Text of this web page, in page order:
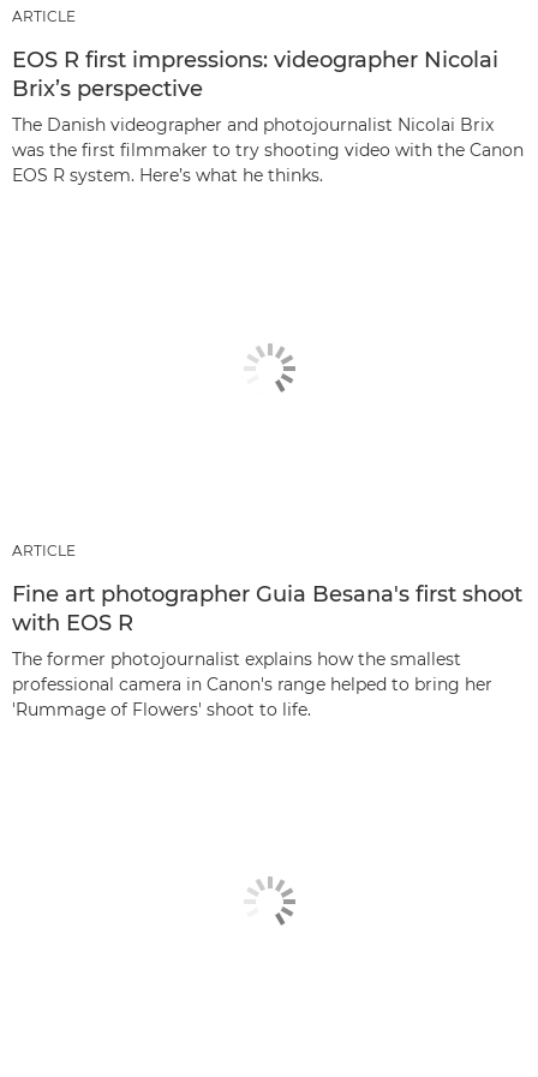
ARTICLE
EOS R first impressions: videographer Nicolai
Brix’s perspective
The Danish videographer and photojournalist Nicolai Brix
was the first filmmaker to try shooting video with the Canon
EOS R system. Here’s what he thinks.
ARTICLE
Fine art photographer Guia Besana's first shoot
with EOS R
The former photojournalist explains how the smallest
professional camera in Canon's range helped to bring her
'Rummage of Flowers' shoot to life.